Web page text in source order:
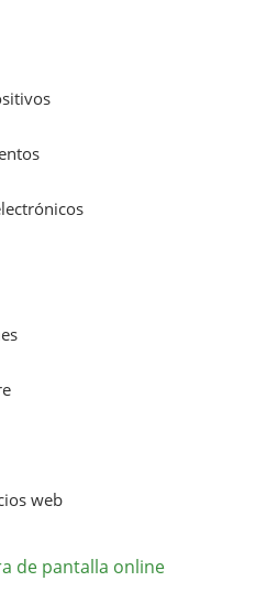
web
de pantalla online